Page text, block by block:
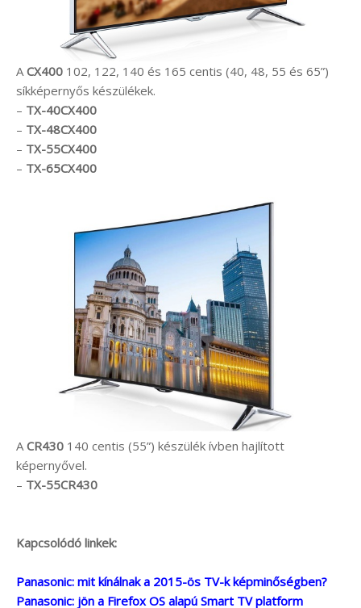
ACX400 102, 122, 140 és 165 centis (40, 48, 55 és 65”)
síkképernyős készülékek.
– TX-40CX400
– TX-48CX400
– TX-55CX400
– TX-65CX400
ACR430 140 centis (55”) készülék ívben hajlított
képernyővel.
– TX-55CR430
Kapcsolódó linkek:
Panasonic: mit kínálnak a 2015-ös TV-k képminőségben?
Panasonic: jön a Firefox OS alapú Smart TV platform